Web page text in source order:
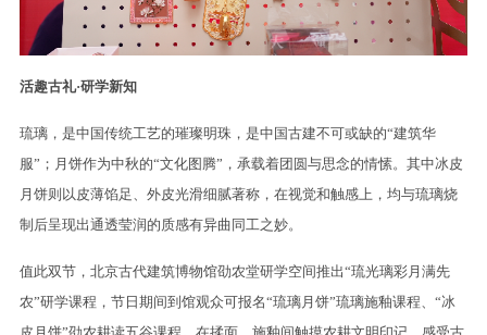
活趣古礼·研学新知
琉璃，是中国传统工艺的璀璨明珠，是中国古建不可或缺的“建筑华
服”；月饼作为中秋的“文化图腾”，承载着团圆与思念的情愫。其中冰皮
月饼则以皮薄馅足、外皮光滑细腻著称，在视觉和触感上，均与琉璃烧
制后呈现出通透莹润的质感有异曲同工之妙。
值此双节，北京古代建筑博物馆劭农堂研学空间推出“琉光璃彩月满先
农”研学课程，节日期间到馆观众可报名“琉璃月饼”琉璃施釉课程、“冰